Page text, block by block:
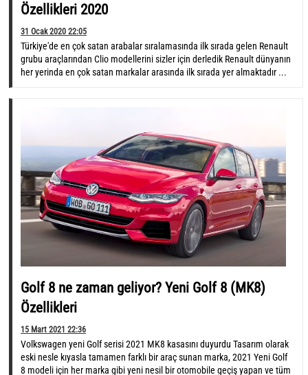
Özellikleri 2020
31 Ocak 2020 22:05
Türkiye'de en çok satan arabalar sıralamasında ilk sırada gelen Renault
grubu araçlarından Clio modellerini sizler için derledik Renault dünyanın
her yerinda en çok satan markalar arasında ilk sırada yer almaktadır ...
Golf 8 ne zaman geliyor? Yeni Golf 8 (MK8)
Özellikleri
15 Mart 2021 22:36
Volkswagen yeni Golf serisi 2021 MK8 kasasını duyurdu Tasarım olarak
eski nesle kıyasla tamamen farklı bir araç sunan marka, 2021 Yeni Golf
8 modeli için her marka gibi yeni nesil bir otomobile geçiş yapan ve tüm